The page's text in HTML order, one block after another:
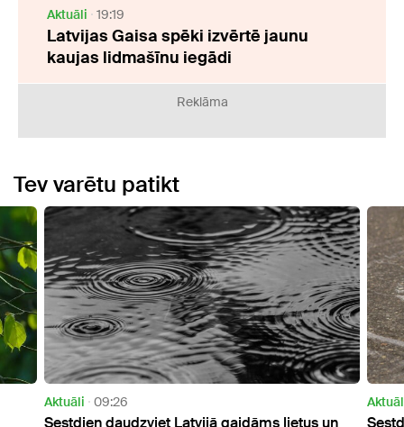
Aktuāli 19:19
Latvijas Gaisa spēki izvērtē jaunu
kaujas lidmašīnu iegādi
Reklāma
Tev varētu patikt